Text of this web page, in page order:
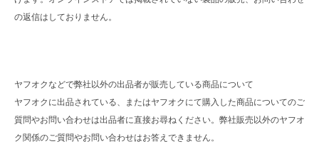
の返信はしておりません。
ヤフオクなどで弊社以外の出品者が販売している商品について
ヤフオクに出品されている、またはヤフオクにて購入した商品についてのご
質問やお問い合わせは出品者に直接お尋ねください。弊社販売以外のヤフオ
ク関係のご質問やお問い合わせはお答えできません。